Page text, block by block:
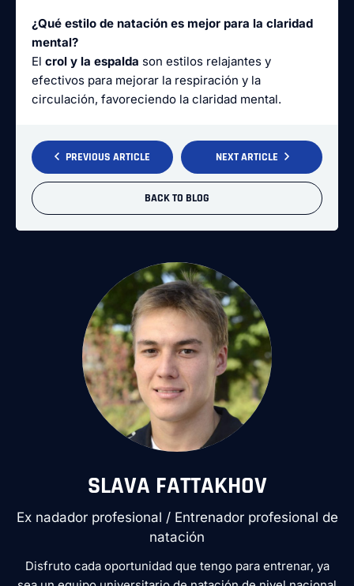
¿Qué estilo de natación es mejor para la claridad
mental?
El crol y la espalda son estilos relajantes y
efectivos para mejorar la respiración y la
circulación, favoreciendo la claridad mental.
PREVIOUS ARTICLE
BACK TO BLOG
NEXT ARTICLE
SLAVA FATTAKHOV
Ex nadador profesional / Entrenador profesional de
natación
Disfruto cada oportunidad que tengo para entrenar, ya